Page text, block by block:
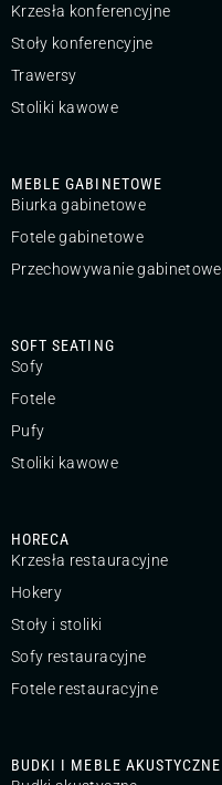
Krzesła konferencyjne
Stoły konferencyjne
Trawersy
Stoliki kawowe
MEBLE GABINETOWE
Biurka gabinetowe
Fotele gabinetowe
Przechowywanie gabinetowe
SOFT SEATING
Sofy
Fotele
Pufy
Stoliki kawowe
HORECA
Krzesła restauracyjne
Hokery
Stoły i stoliki
Sofy restauracyjne
Fotele restauracyjne
BUDKI I MEBLE AKUSTYCZNE